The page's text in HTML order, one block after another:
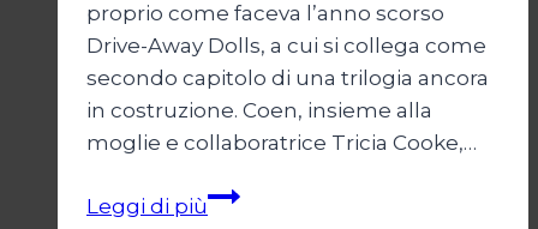
proprio come faceva l’anno scorso
Drive-Away Dolls, a cui si collega come
secondo capitolo di una trilogia ancora
in costruzione. Coen, insieme alla
moglie e collaboratrice Tricia Cooke,…
Leggi di piùHoney